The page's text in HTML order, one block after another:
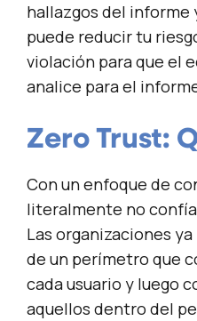
hallazgos del informe
puede reducir tu
violación para que el
analice para el
Zero Trust:
Con un enfoque de
literalmente no
Las organizaciones
de un perímetro que
cada usuario y luego
aquellos dentro del